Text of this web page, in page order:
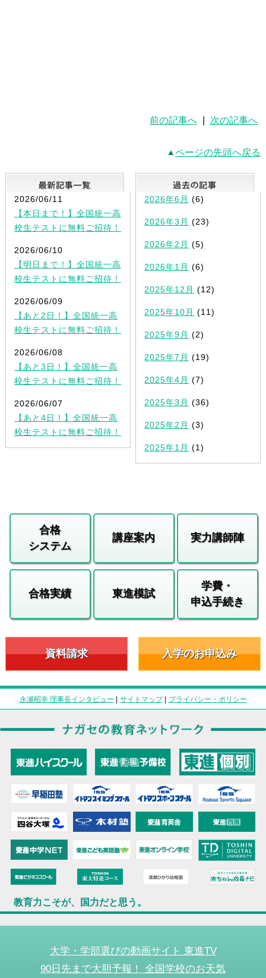
前の記事へ 次の記事へ
ページの先頭へ戻る
最新記事一覧
2026/06/11
【本日まで！】全国統一高
校生テストに無料ご招待！
2026/06/10
【明日まで！】全国統一高
校生テストに無料ご招待！
2026/06/09
【あと2日！】全国統一高
校生テストに無料ご招待！
2026/06/08
【あと3日！】全国統一高
校生テストに無料ご招待！
2026/06/07
【あと4日！】全国統一高
校生テストに無料ご招待！
2026年6月 (6)
2026年3月 (23)
2026年2月 (5)
2026年1月 (6)
2025年12月 (12)
2025年10月 (11)
2025年9月 (2)
2025年7月 (19)
2025年4月 (7)
2025年3月 (36)
2025年2月 (3)
2025年1月 (1)
合格
システム
講座案内 実力講師陣
合格実績 東進模試
学費・
申込手続き
資料請求 入学のお申込み
永瀬昭幸 理事長インタビュー | サイトマップ| プライバシー・ポリシー
教育力こそが、国力だと思う。
大学・学部選びの動画サイト 東進TV
90日先まで大胆予報！ 全国学校のお天気